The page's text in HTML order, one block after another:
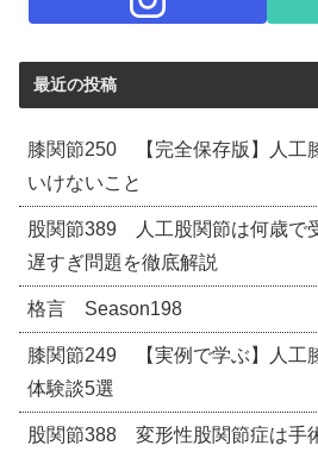
最近の投稿
膝関節250 【完全保存版】人工
いけないこと
股関節389 人工股関節は何歳で
遅すぎ問題を徹底解説
格言 Season198
膝関節249 【実例で学ぶ】人工
体験談5選
股関節388 変形性股関節症は手